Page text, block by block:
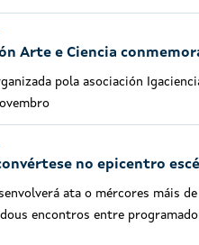
Arte e Ciencia
pola asociación
no epicentro
ata o mércores máis
dous encontros entre